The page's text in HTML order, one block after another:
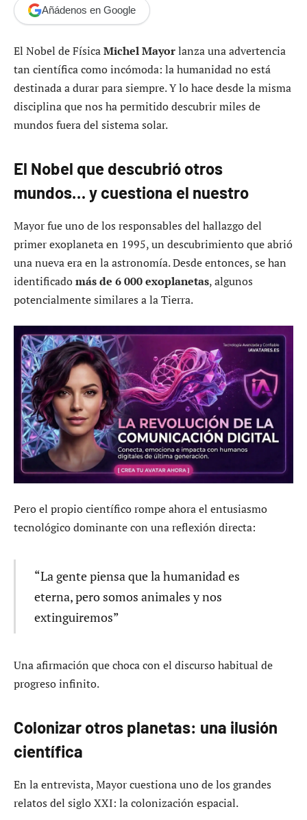
Añádenos en Google
El Nobel de FísicaMichel Mayorlanza una advertencia
tan científica como incómoda: la humanidad no está
destinada a durar para siempre. Y lo hace desde la misma
disciplina que nos ha permitido descubrir miles de
mundos fuera del sistema solar.
El Nobel que descubrió otros
mundos… y cuestiona el nuestro
Mayor fue uno de los responsables del hallazgo del
primer exoplaneta en 1995, un descubrimiento que abrió
una nueva era en la astronomía. Desde entonces, se han
identificadomás de 6 000 exoplanetas, algunos
potencialmente similares a la Tierra.
Pero el propio científico rompe ahora el entusiasmo
tecnológico dominante con una reflexión directa:
“La gente piensa que la humanidad es
eterna, pero somos animales y nos
extinguiremos”
Una afirmación que choca con el discurso habitual de
progreso infinito.
Colonizar otros planetas: una ilusión
científica
En la entrevista, Mayor cuestiona uno de los grandes
relatos del siglo XXI: la colonización espacial.